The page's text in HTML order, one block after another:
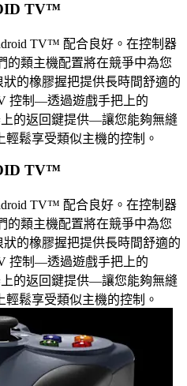
TV™
TV™ 配合良好。在控制器
的類主機配置將在競爭中為您
的橡膠握把提供長時間舒適的
控制—透過遊戲手把上的
的返回鍵提供—讓您能夠無縫
鬆享受類似主機的控制。
TV™
TV™ 配合良好。在控制器
的類主機配置將在競爭中為您
的橡膠握把提供長時間舒適的
控制—透過遊戲手把上的
的返回鍵提供—讓您能夠無縫
鬆享受類似主機的控制。